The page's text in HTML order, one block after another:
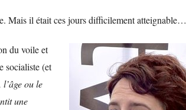
Mais il était ces jours difficilement atteignable…
du voile et
socialiste (et
ou le
une